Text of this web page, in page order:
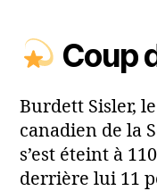
Coup
Burdett Sisler,
canadien de la
s’est éteint à
derrière lui 11